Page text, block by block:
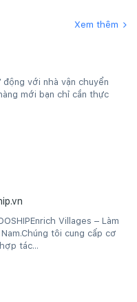
Xem thêm
với nhà vận chuyển
mới bạn chỉ cần thực
Villages – Làm
tôi cung cấp cơ
tác...